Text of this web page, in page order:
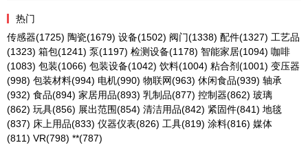
热门
传感器(1725) 陶瓷(1679) 设备(1502) 阀门(1338) 配件(1327) 工艺品
(1323) 箱包(1241) 泵(1197) 检测设备(1178) 智能家居(1094) 咖啡
(1083) 包装(1066) 包装设备(1042) 饮料(1004) 粘合剂(1001) 变压器
(998) 包装材料(994) 电机(990) 物联网(963) 休闲食品(939) 轴承
(932) 食品(894) 家居用品(893) 乳制品(877) 控制器(862) 玻璃
(862) 玩具(856) 展出范围(854) 清洁用品(842) 紧固件(841) 地毯
(837) 床上用品(833) 仪器仪表(826) 工具(819) 涂料(816) 媒体
(811) VR(798) **(787)